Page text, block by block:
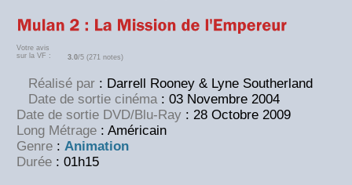
Votre avis
sur la VF :
3.0/5 (271 notes)
Réalisé par : Darrell Rooney & Lyne Southerland
Date de sortie cinéma : 03 Novembre 2004
Date de sortie DVD/Blu-Ray : 28 Octobre 2009
Long Métrage : Américain
Genre : Animation
Durée : 01h15